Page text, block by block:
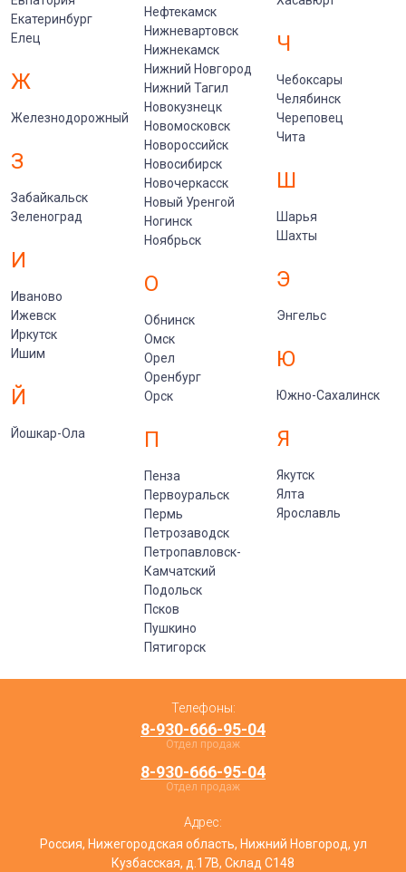
Екатеринбург
Елец
Ж
Железнодорожный
З
Забайкальск
Зеленоград
И
Иваново
Ижевск
Иркутск
Ишим
Й
Йошкар-Ола
Нефтекамск
Нижневартовск
Нижнекамск
Нижний Новгород
Нижний Тагил
Новокузнецк
Новомосковск
Новороссийск
Новосибирск
Новочеркасск
Новый Уренгой
Ногинск
Ноябрьск
О
Обнинск
Омск
Орел
Оренбург
Орск
П
Пенза
Первоуральск
Пермь
Петрозаводск
Петропавловск-
Камчатский
Подольск
Псков
Пушкино
Пятигорск
Ч
Чебоксары
Челябинск
Череповец
Чита
Ш
Шарья
Шахты
Э
Энгельс
Ю
Южно-Сахалинск
Я
Якутск
Ялта
Ярославль
Телефоны:
8-930-666-95-04
Отдел продаж
8-930-666-95-04
Отдел продаж
Адрес:
Россия, Нижегородская область, Нижний Новгород, ул
Кузбасская, д.17В, Склад С148